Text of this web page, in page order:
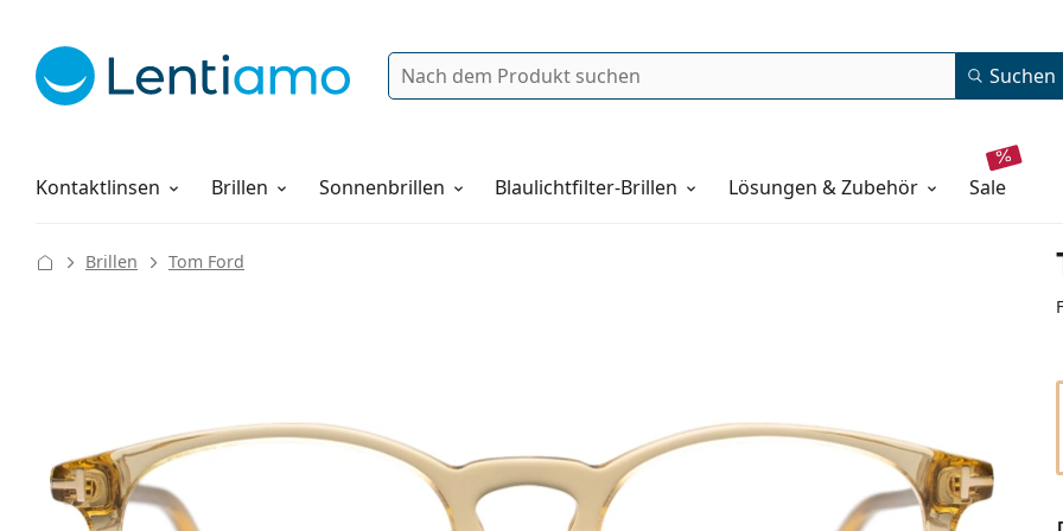
Suche Suchen
Kontaktlinsen
Pflegemittel Brillen Sonnenbrillen Blaulichtfilter-Brillen Lösungen & Zubehör sale
Alles über den Einkauf
Brillen Tom Ford